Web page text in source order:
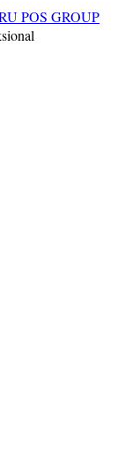
POS GROUP